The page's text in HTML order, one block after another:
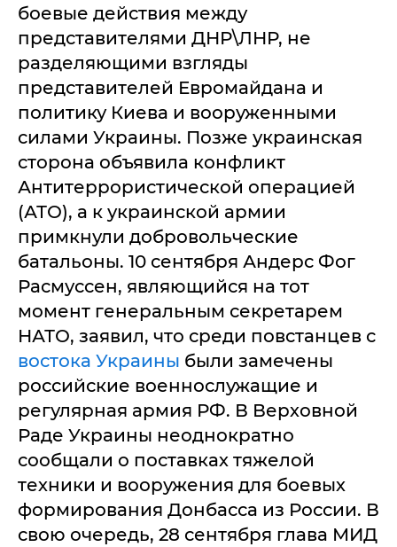
боевые действия между
представителями ДНР\ЛНР, не
разделяющими взгляды
представителей Евромайдана и
политику Киева и вооруженными
силами Украины. Позже украинская
сторона объявила конфликт
Антитеррористической операцией
(АТО), а к украинской армии
примкнули добровольческие
батальоны. 10 сентября Андерс Фог
Расмуссен, являющийся на тот
момент генеральным секретарем
НАТО, заявил, что среди повстанцев с
востока Украины были замечены
российские военнослужащие и
регулярная армия РФ. В Верховной
Раде Украины неоднократно
сообщали о поставках тяжелой
техники и вооружения для боевых
формирования Донбасса из России. В
свою очередь, 28 сентября глава МИД